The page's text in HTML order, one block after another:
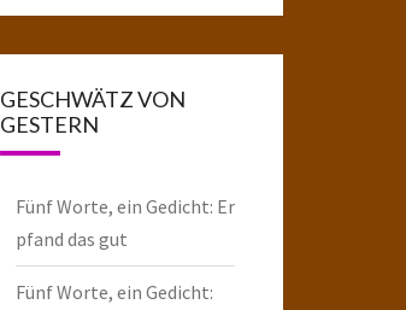
GESCHWÄTZ VON
GESTERN
Fünf Worte, ein Gedicht: Er
pfand das gut
Fünf Worte, ein Gedicht: